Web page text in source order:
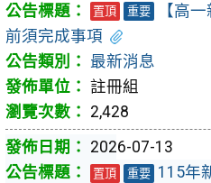
置頂 重要
【高
前須完成事項
最新消息
註冊組
2,428
2026-07-13
置頂 重要 115年